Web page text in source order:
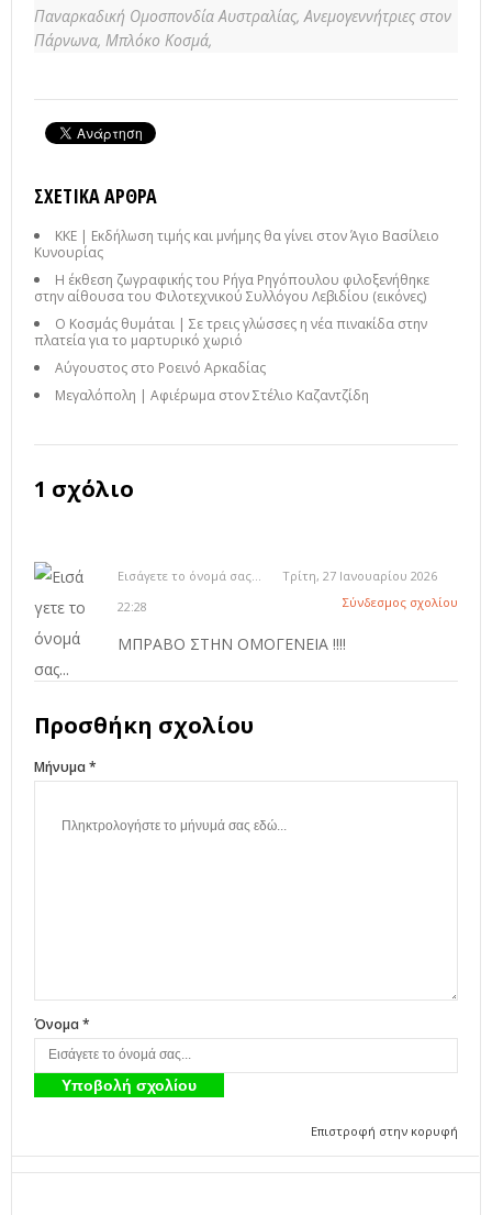
Παναρκαδική Ομοσπονδία Αυστραλίας,Ανεμογεννήτριες στον
Πάρνωνα, Μπλόκο Κοσμά,
ΣΧΕΤΙΚΆ ΆΡΘΡΑ
ΚΚΕ | Εκδήλωση τιμής και μνήμης θα γίνει στον Άγιο Βασίλειο
Κυνουρίας
Η έκθεση ζωγραφικής του Ρήγα Ρηγόπουλου φιλοξενήθηκε
στην αίθουσα του Φιλοτεχνικού Συλλόγου Λεβιδίου (εικόνες)
Ο Κοσμάς θυμάται | Σε τρεις γλώσσες η νέα πινακίδα στην
πλατεία για το μαρτυρικό χωριό
Αύγουστος στο Ροεινό Αρκαδίας
Μεγαλόπολη | Αφιέρωμα στον Στέλιο Καζαντζίδη
1 σχόλιο
Εισάγετε το όνομά σας...
Τρίτη, 27 Ιανουαρίου 2026
22:28
Σύνδεσμος σχολίου
ΜΠΡΑΒΟ ΣΤΗΝ ΟΜΟΓΕΝΕΙΑ !!!!
Προσθήκη σχολίου
Μήνυμα *
Όνομα *
Επιστροφή στην κορυφή